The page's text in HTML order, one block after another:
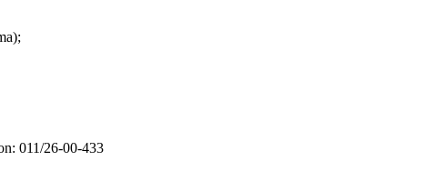
011/26-00-433